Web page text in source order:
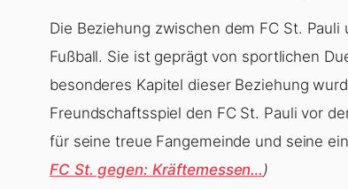
Die Beziehung zwischen dem FC St.
Fußball. Sie ist geprägt von sportlichen
besonderes Kapitel dieser Beziehung
Freundschaftsspiel den FC St. Pauli vor
für seine treue Fangemeinde und seine
FC St. gegen: Kräftemessen… )